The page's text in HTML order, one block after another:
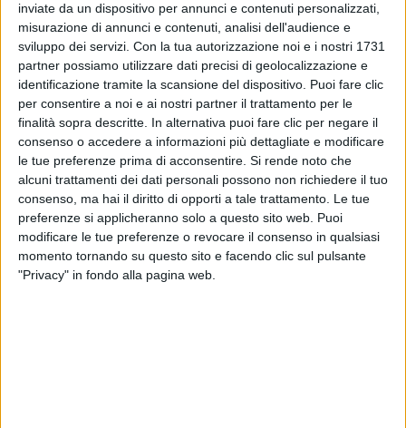
inviate da un dispositivo per annunci e contenuti personalizzati,
misurazione di annunci e contenuti, analisi dell'audience e
sviluppo dei servizi. Con la tua autorizzazione noi e i nostri 1731
partner possiamo utilizzare dati precisi di geolocalizzazione e
identificazione tramite la scansione del dispositivo. Puoi fare clic
per consentire a noi e ai nostri partner il trattamento per le
finalità sopra descritte. In alternativa puoi fare clic per negare il
consenso o accedere a informazioni più dettagliate e modificare
le tue preferenze prima di acconsentire. Si rende noto che
alcuni trattamenti dei dati personali possono non richiedere il tuo
consenso, ma hai il diritto di opporti a tale trattamento. Le tue
preferenze si applicheranno solo a questo sito web. Puoi
modificare le tue preferenze o revocare il consenso in qualsiasi
momento tornando su questo sito e facendo clic sul pulsante
"Privacy" in fondo alla pagina web.
Dal 30 marzo saranno live nei club con “Hype Aura
Tour”. Al momento hanno annunciato le primenove
date: il 30 marzo si esibiranno aPadova , l'1 aprile a
Firenze, il 2 aMilano, il 5 aNonantola(Modena ), il
7 aSenigallia(Ancona), l'8 aTorino, il 12 aNapoli, il
13 aModugno (Bari ) e il 14 aRoma. Ibigliettisono
già disponibili.
© Riproduzione riservata
Ultime news